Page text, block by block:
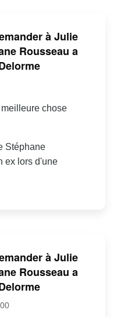
à Julie
Rousseau a
chose
Stéphane
ex lors d'une
à Julie
Rousseau a